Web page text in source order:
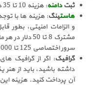
ثبتدامنه: هزینه 10 تا 35 دلار در سال برای هر
هاستینگ: هزینه ها با
و الزامات امنیتی، بطور
سرور اختصاصی 125 تا 1000 دلار در هر ماه.
گرافیک: اگر از گرافیک
داشته باشید، باید از هنر